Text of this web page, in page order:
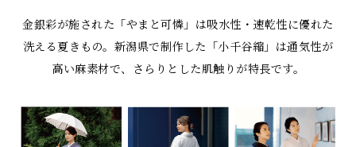
金銀彩が施された「やまと可憐」は吸水性・速乾性に優れた
洗える夏きもの。 新潟県で制作した「小千谷縮」は通気性が
高い麻素材で、さらりとした肌触りが特長です。